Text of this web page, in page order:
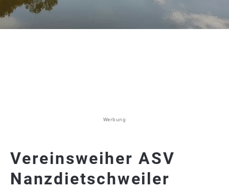
Werbung
Vereinsweiher ASV
Nanzdietschweiler